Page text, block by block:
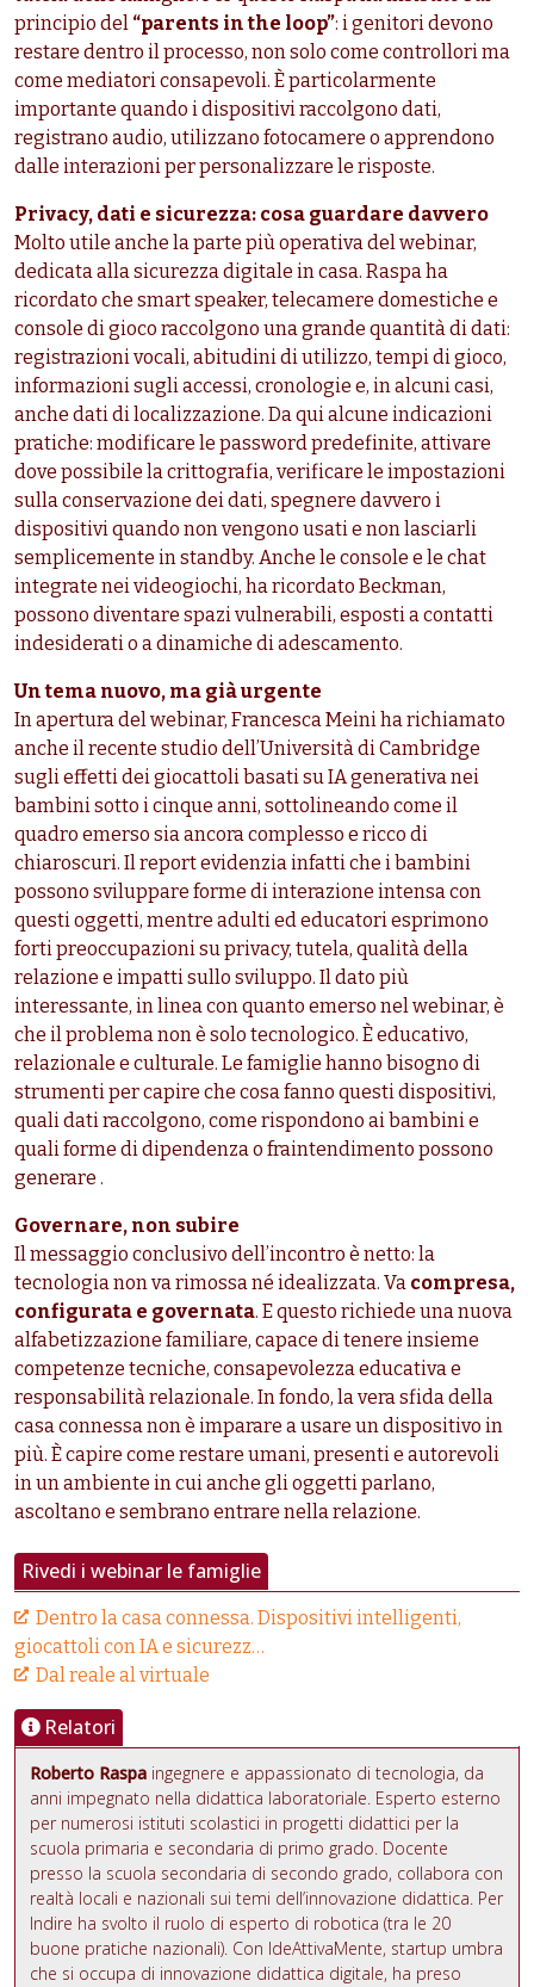
principio del “parents in the loop”: i genitori devono
restare dentro il processo, non solo come controllori ma
come mediatori consapevoli. È particolarmente
importante quando i dispositivi raccolgono dati,
registrano audio, utilizzano fotocamere o apprendono
dalle interazioni per personalizzare le risposte.
Privacy, dati e sicurezza: cosa guardare davvero
Molto utile anche la parte più operativa del webinar,
dedicata alla sicurezza digitale in casa. Raspa ha
ricordato che smart speaker, telecamere domestiche e
console di gioco raccolgono una grande quantità di dati:
registrazioni vocali, abitudini di utilizzo, tempi di gioco,
informazioni sugli accessi, cronologie e, in alcuni casi,
anche dati di localizzazione. Da qui alcune indicazioni
pratiche: modificare le password predefinite, attivare
dove possibile la crittografia, verificare le impostazioni
sulla conservazione dei dati, spegnere davvero i
dispositivi quando non vengono usati e non lasciarli
semplicemente in standby. Anche le console e le chat
integrate nei videogiochi, ha ricordato Beckman,
possono diventare spazi vulnerabili, esposti a contatti
indesiderati o a dinamiche di adescamento.
Un tema nuovo, ma già urgente
In apertura del webinar, Francesca Meini ha richiamato
anche il recente studio dell’Università di Cambridge
sugli effetti dei giocattoli basati su IA generativa nei
bambini sotto i cinque anni, sottolineando come il
quadro emerso sia ancora complesso e ricco di
chiaroscuri. Il report evidenzia infatti che i bambini
possono sviluppare forme di interazione intensa con
questi oggetti, mentre adulti ed educatori esprimono
forti preoccupazioni su privacy, tutela, qualità della
relazione e impatti sullo sviluppo. Il dato più
interessante, in linea con quanto emerso nel webinar, è
che il problema non è solo tecnologico. È educativo,
relazionale e culturale. Le famiglie hanno bisogno di
strumenti per capire che cosa fanno questi dispositivi,
quali dati raccolgono, come rispondono ai bambini e
quali forme di dipendenza o fraintendimento possono
generare .
Governare, non subire
Il messaggio conclusivo dell’incontro è netto: la
tecnologia non va rimossa né idealizzata. Va compresa,
configurata e governata. E questo richiede una nuova
alfabetizzazione familiare, capace di tenere insieme
competenze tecniche, consapevolezza educativa e
responsabilità relazionale. In fondo, la vera sfida della
casa connessa non è imparare a usare un dispositivo in
più. È capire come restare umani, presenti e autorevoli
in un ambiente in cui anche gli oggetti parlano,
ascoltano e sembrano entrare nella relazione.
Rivedi i webinar le famiglie
Dentro la casa connessa. Dispositivi intelligenti,
giocattoli con IA e sicurezz…
Dal reale al virtuale
Relatori
Roberto Raspa ingegnere e appassionato di tecnologia, da
anni impegnato nella didattica laboratoriale. Esperto esterno
per numerosi istituti scolastici in progetti didattici per la
scuola primaria e secondaria di primo grado. Docente
presso la scuola secondaria di secondo grado, collabora con
realtà locali e nazionali sui temi dell’innovazione didattica. Per
Indire ha svolto il ruolo di esperto di robotica (tra le 20
buone pratiche nazionali). Con IdeAttivaMente, startup umbra
che si occupa di innovazione didattica digitale, ha preso